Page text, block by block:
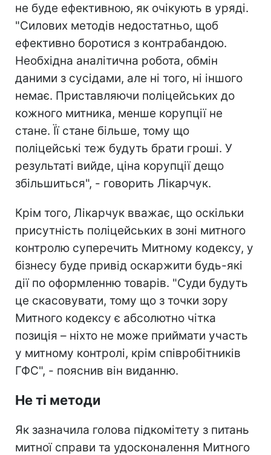
не буде ефективною, як очікують в уряді.
"Силових методів недостатньо, щоб
ефективно боротися з контрабандою.
Необхідна аналітична робота, обмін
даними з сусідами, але ні того, ні іншого
немає. Приставляючи поліцейських до
кожного митника, менше корупції не
стане. Її стане більше, тому що
поліцейські теж будуть брати гроші. У
результаті вийде, ціна корупції дещо
збільшиться", - говорить Лікарчук.
Крім того, Лікарчук вважає, що оскільки
присутність поліцейських в зоні митного
контролю суперечить Митному кодексу, у
бізнесу буде привід оскаржити будь-які
дії по оформленню товарів. "Суди будуть
це скасовувати, тому що з точки зору
Митного кодексу є абсолютно чітка
позиція – ніхто не може приймати участь
у митному контролі, крім співробітників
ГФС", - пояснив він виданню.
Не ті методи
Як зазначила голова підкомітету з питань
митної справи та удосконалення Митного